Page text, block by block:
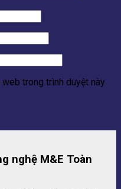
trong trình duyệt này
nghệ M&E Toàn